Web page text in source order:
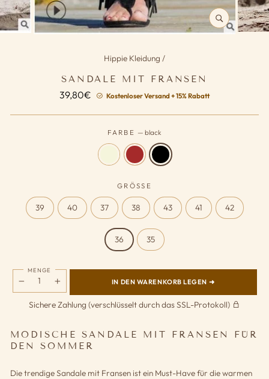
SCHLIESSEN (
ESC)
Hippie Kleidung /
SANDALE MIT FRANSEN
39,80€ Normaler
Kostenloser Versand + 15% Rabatt
FARBE —black
GRÖSSE
39 40 37 38 43 41 42
36 35
MENGE
IN DEN WARENKORB LEGEN ➜
Sichere Zahlung (verschlüsselt durch das SSL-Protokoll)
MODISCHE SANDALE MIT FRANSEN FÜR
DEN SOMMER
Die trendige Sandale mit Fransen ist ein Must-Have für die warmen